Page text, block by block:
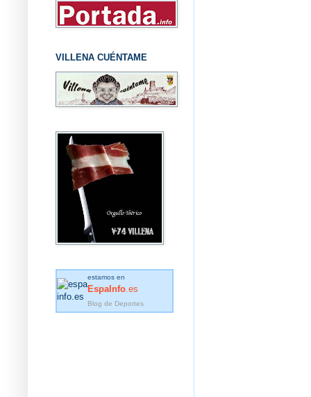
VILLENA CUÉNTAME
estamos en
EspaInfo .es
Blog de Deportes